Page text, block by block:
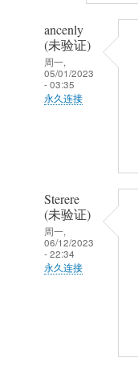
ancenly
(未验证)
周一,
05/01/2023
- 03:35
永久连接
回
复
a
c
c
Sterere
(未验证)
周一,
06/12/2023
- 22:34
永久连接